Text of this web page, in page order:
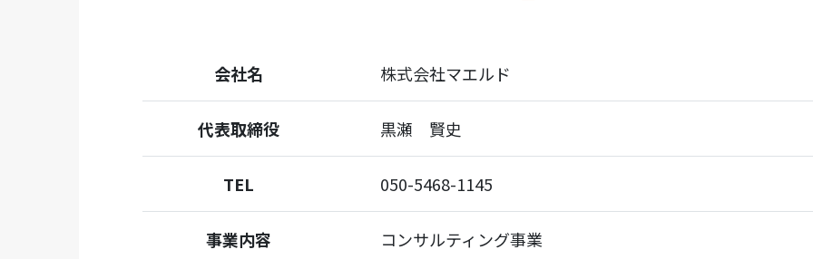
会社名 株式会社マエルド
代表取締役 黒瀬 賢史
TEL 050-5468-1145
事業内容
コンサルティング事業